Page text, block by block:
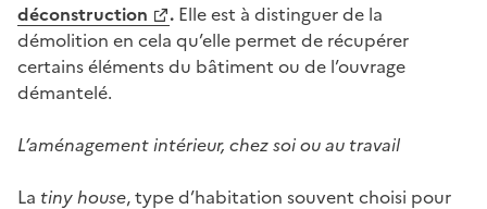
déconstruction
. Elle est à distinguer de la
démolition en cela qu’elle permet de récupérer
certains éléments du bâtiment ou de l’ouvrage
démantelé.
L’aménagement intérieur, chez soi ou au travail
La tiny house, type d’habitation souvent choisi pour